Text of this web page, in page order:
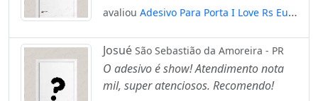
avaliou Adesivo Para Porta I Love Rs Eu
Josué São Sebastião da Amoreira - PR
O adesivo é show! Atendimento nota
mil, super atenciosos. Recomendo!